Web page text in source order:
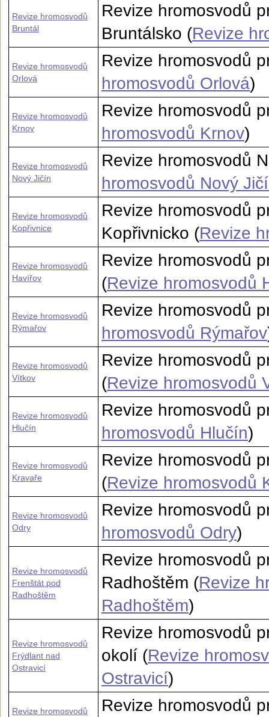
Revize hromosvodů
Bruntál
Revize hromosvodů
Bruntálsko (Revize
Revize hromosvodů
Orlová
Revize hromosvodů
hromosvodů Orlová)
Revize hromosvodů
Krnov
Revize hromosvodů
hromosvodů Krnov)
Revize hromosvodů
Nový Jičín
Revize hromosvodů
hromosvodů Nový
Revize hromosvodů
Kopřivnice
Revize hromosvodů
Kopřivnicko (Revize
Revize hromosvodů
Havířov
Revize hromosvodů
(Revize hromosvodů
Revize hromosvodů
Rýmařov
Revize hromosvodů
hromosvodů Rýmařov
Revize hromosvodů
Vítkov
Revize hromosvodů
(Revize hromosvodů
Revize hromosvodů
Hlučín
Revize hromosvodů
hromosvodů Hlučín)
Revize hromosvodů
Kravaře
Revize hromosvodů
(Revize hromosvodů
Revize hromosvodů
Odry
Revize hromosvodů
hromosvodů Odry)
Revize hromosvodů
Frenštát pod
Radhoštěm
Revize hromosvodů
Radhoštěm (Revize
Radhoštěm)
Revize hromosvodů
Frýdlant nad
Ostravicí
Revize hromosvodů
okolí (Revize
Ostravicí)
Revize hromosvodů
Revize hromosvodů